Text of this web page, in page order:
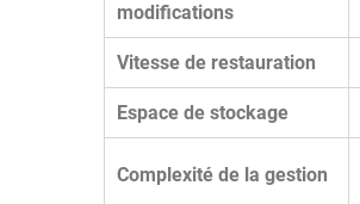
modifications
Vitesse de restauration
Espace de stockage
Complexité de la gestion